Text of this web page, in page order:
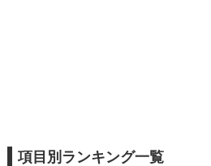
項目別ランキング一覧